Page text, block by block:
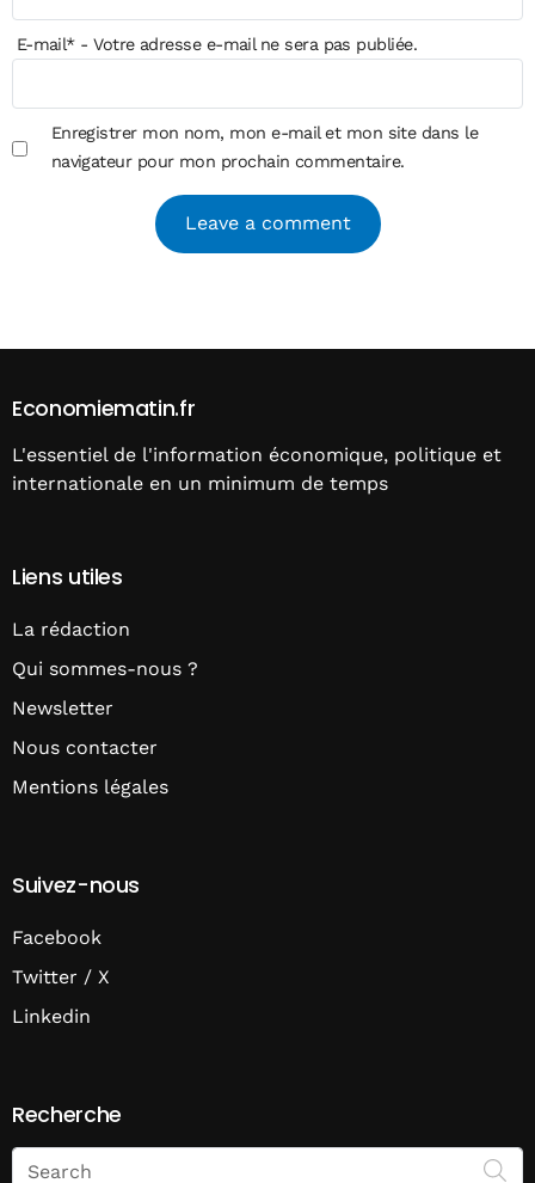
E-mail*- Votre adresse e-mail ne sera pas publiée.
Enregistrer mon nom, mon e-mail et mon site dans le
navigateur pour mon prochain commentaire.
Economiematin.fr
L'essentiel de l'information économique, politique et
internationale en un minimum de temps
Liens utiles
La rédaction
Qui sommes-nous ?
Newsletter
Nous contacter
Mentions légales
Suivez-nous
Facebook
Twitter / X
Linkedin
Recherche
Search
on